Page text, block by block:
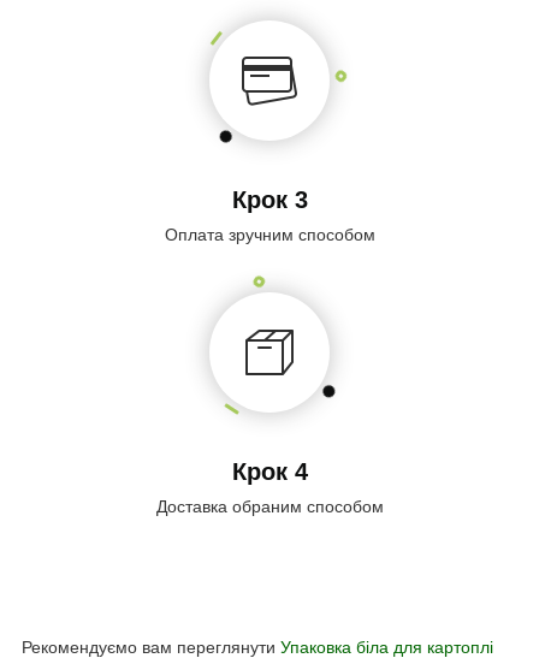
Крок 3
Оплата зручним способом
Крок 4
Доставка обраним способом
Рекомендуємо вам переглянути Упаковка біла для картоплі